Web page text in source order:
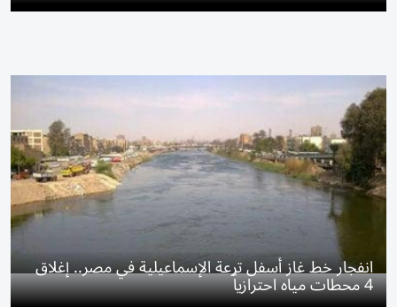
انفجار خط غاز أسفل ترعة الإسماعيلية في مصر.. إغلاق
4 محطات مياه احترازياً